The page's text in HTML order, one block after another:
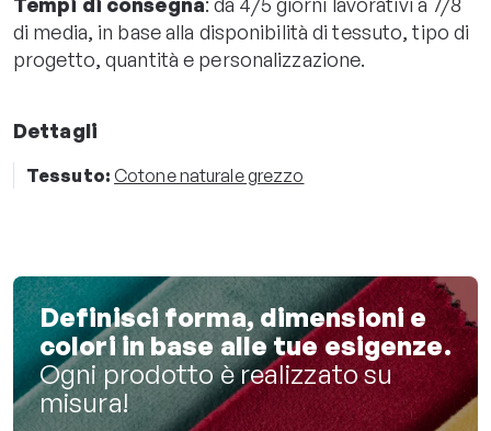
di media, in base alla disponibilità di tessuto, tipo di
progetto, quantità e personalizzazione.
Dettagli
Tessuto: Cotone naturale grezzo
Definisci forma, dimensioni e
colori in base alle tue esigenze.
Ogni prodotto è realizzato su
misura!